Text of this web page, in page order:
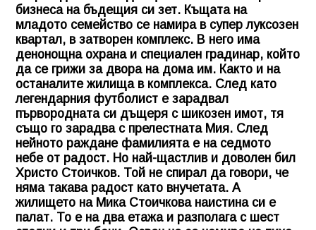
бизнеса на бъдещия си зет. Къщата на
младото семейство се намира в супер луксозен
квартал, в затворен комплекс. В него има
денонощна охрана и специален градинар, който
да се грижи за двора на дома им. Както и на
останалите жилища в комплекса. След като
легендарния футболист е зарадвал
първородната си дъщеря с шикозен имот, тя
също го зарадва с прелестната Мия. След
нейното раждане фамилията е на седмото
небе от радост. Но най-щастлив и доволен бил
Христо Стоичков. Той не спирал да говори, че
няма такава радост като внучетата. А
жилището на Мика Стоичкованаистина си е
палат. То е на два етажа и разполага с шест